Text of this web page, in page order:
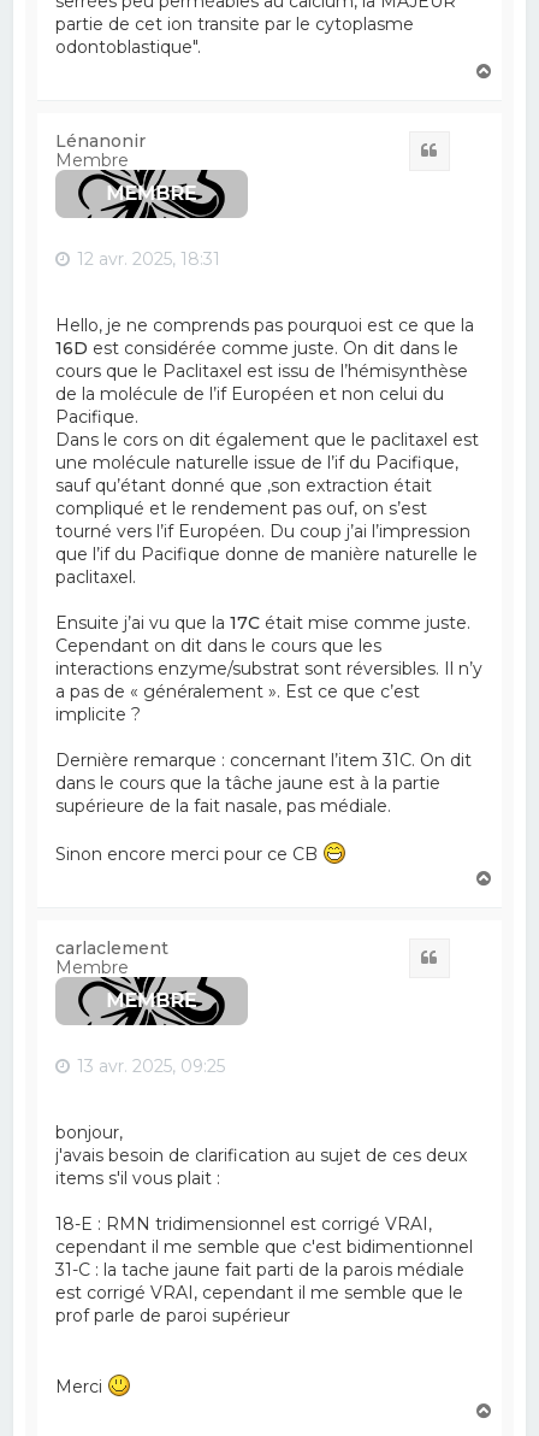
partie de cet ion transite par le cytoplasme
odontoblastique".
Lénanonir
Membre
12 avr. 2025, 18:31
Hello, je ne comprends pas pourquoi est ce que la
16D est considérée comme juste. On dit dans le
cours que le Paclitaxel est issu de l’hémisynthèse
de la molécule de l’if Européen et non celui du
Pacifique.
Dans le cors on dit également que le paclitaxel est
une molécule naturelle issue de l’if du Pacifique,
sauf qu’étant donné que ,son extraction était
compliqué et le rendement pas ouf, on s’est
tourné vers l’if Européen. Du coup j’ai l’impression
que l’if du Pacifique donne de manière naturelle le
paclitaxel.
Ensuite j’ai vu que la17C était mise comme juste.
Cependant on dit dans le cours que les
interactions enzyme/substrat sont réversibles. Il n’y
a pas de « généralement ». Est ce que c’est
implicite ?
Dernière remarque : concernant l’item 31C. On dit
dans le cours que la tâche jaune est à la partie
supérieure de la fait nasale, pas médiale.
Sinon encore merci pour ce CB
carlaclement
Membre
13 avr. 2025, 09:25
bonjour,
j'avais besoin de clarification au sujet de ces deux
items s'il vous plait :
18-E : RMN tridimensionnel est corrigé VRAI,
cependant il me semble que c'est bidimentionnel
31-C : la tache jaune fait parti de la parois médiale
est corrigé VRAI, cependant il me semble que le
prof parle de paroi supérieur
Merci